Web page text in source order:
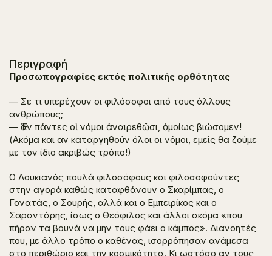
Περιγραφή
Προσωπογραφίες εκτός πολιτικής ορθότητας
— Σε τι υπερέχουν οι φιλόσοφοι από τους άλλους
ανθρώπους;
— Ἐὰν πάντες οἱ νόμοι ἀναιρεθῶσι, ὁμοίως βιώσομεν!
(Ακόμα και αν καταργηθούν όλοι οι νόμοι, εμείς θα ζούμε
με τον ίδιο ακριβώς τρόπο!)
Ο Λουκιανός πουλά φιλοσόφους και φιλοσοφούντες
στην αγορά καθώς καταφθάνουν ο Σκαρίμπας, ο
Γονατάς, ο Σουρής, αλλά και ο Εμπειρίκος και ο
Σαραντάρης, ίσως ο Θεόφιλος και άλλοι ακόμα «που
πήραν τα βουνά να μην τους φάει ο κάμπος». Διανοητές
που, με άλλο τρόπο ο καθένας, ισορρόπησαν ανάμεσα
στο περιθώριο και την κοσμικότητα. Κι ωστόσο αν τους